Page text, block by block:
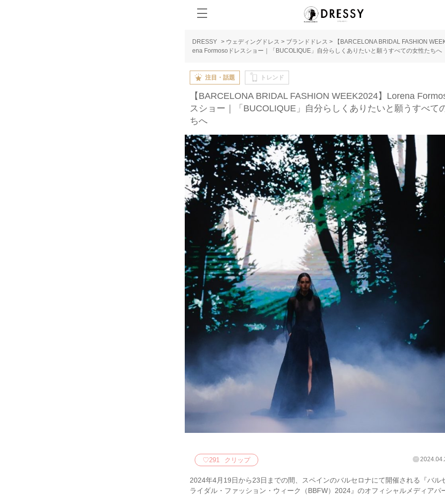
DRESSY > ウェディングドレス > ブランドドレス >
【BARCELONA BRIDAL FASHION
ena Formosoドレスショー｜「BUCOLIQUE」自分らしくありたいと願うすべての女性たちへ
注目・話題 トレンド
【BARCELONA BRIDAL FASHION WEEK2024】Lorena
スショー｜「BUCOLIQUE」自分らしくありたいと願うすべて
ちへ
♡291 クリップ
2024年4月19日から23日までの間、スペインのバルセロナにて開催される『バル
ライダル・ファッション・ウィーク（BBFW）2024』のオフィシャルメディアパ